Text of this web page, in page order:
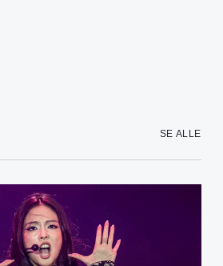
SE ALLE